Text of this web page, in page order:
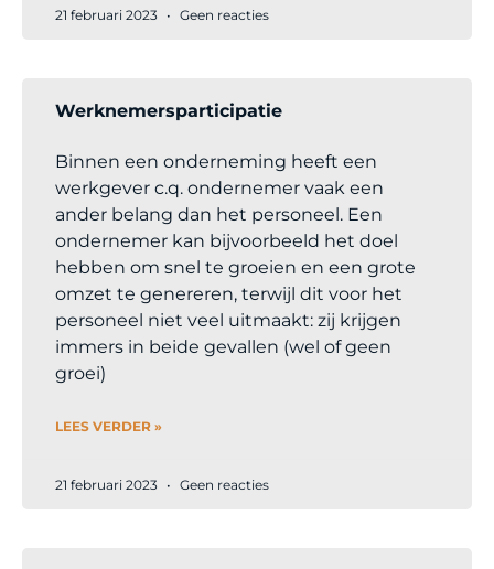
21 februari 2023 Geen reacties
Werknemersparticipatie
Binnen een onderneming heeft een
werkgever c.q. ondernemer vaak een
ander belang dan het personeel. Een
ondernemer kan bijvoorbeeld het doel
hebben om snel te groeien en een grote
omzet te genereren, terwijl dit voor het
personeel niet veel uitmaakt: zij krijgen
immers in beide gevallen (wel of geen
groei)
LEES VERDER »
21 februari 2023 Geen reacties